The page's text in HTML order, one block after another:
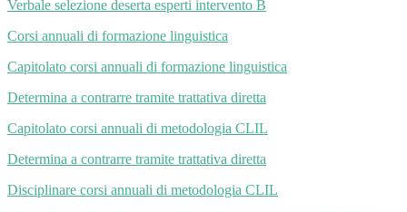
Verbale selezione deserta esperti intervento B
Corsi annuali di formazione linguistica
Capitolato corsi annuali di formazione linguistica
Determina a contrarre tramite trattativa diretta
Capitolato corsi annuali di metodologia CLIL
Determina a contrarre tramite trattativa diretta
Disciplinare corsi annuali di metodologia CLIL